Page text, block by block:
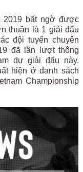
2019 bất ngờ được
thuần là 1 giải đấu
đội tuyển chuyên
đã lần lượt thông
dự giải đấu này.
hiện ở danh sách
Championship